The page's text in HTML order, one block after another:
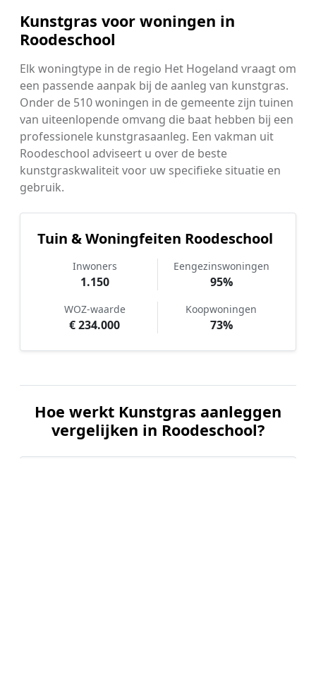
Kunstgras voor woningen in
Roodeschool
Elk woningtype in de regio Het Hogeland vraagt om
een passende aanpak bij de aanleg van kunstgras.
Onder de 510 woningen in de gemeente zijn tuinen
van uiteenlopende omvang die baat hebben bij een
professionele kunstgrasaanleg. Een vakman uit
Roodeschool adviseert u over de beste
kunstgraskwaliteit voor uw specifieke situatie en
gebruik.
Tuin & Woningfeiten Roodeschool
Inwoners
1.150
Eengezinswoningen
95%
WOZ-waarde
€ 234.000
Koopwoningen
73%
Hoe werkt Kunstgras aanleggen
vergelijken in Roodeschool?